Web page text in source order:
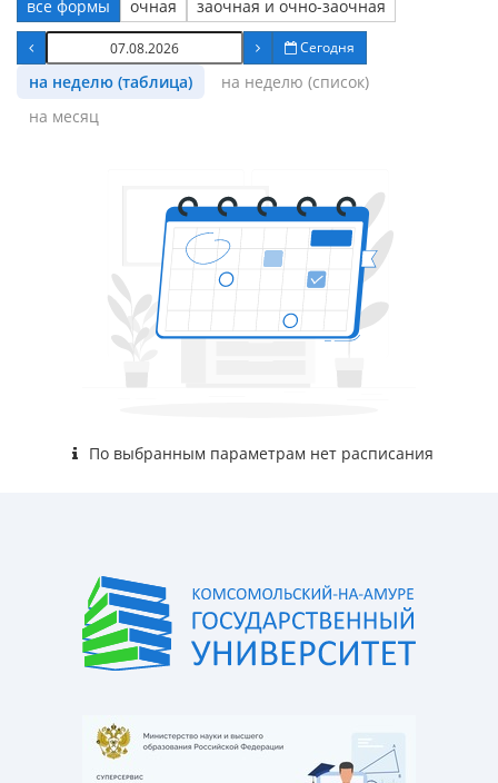
все формы очная заочная и очно-заочная
Сегодня
на неделю (таблица)
на неделю (список)
на месяц
По выбранным параметрам нет расписания